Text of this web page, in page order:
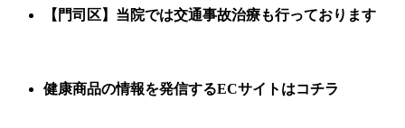
【門司区】当院では交通事故治療も行っております
健康商品の情報を発信するECサイトはコチラ